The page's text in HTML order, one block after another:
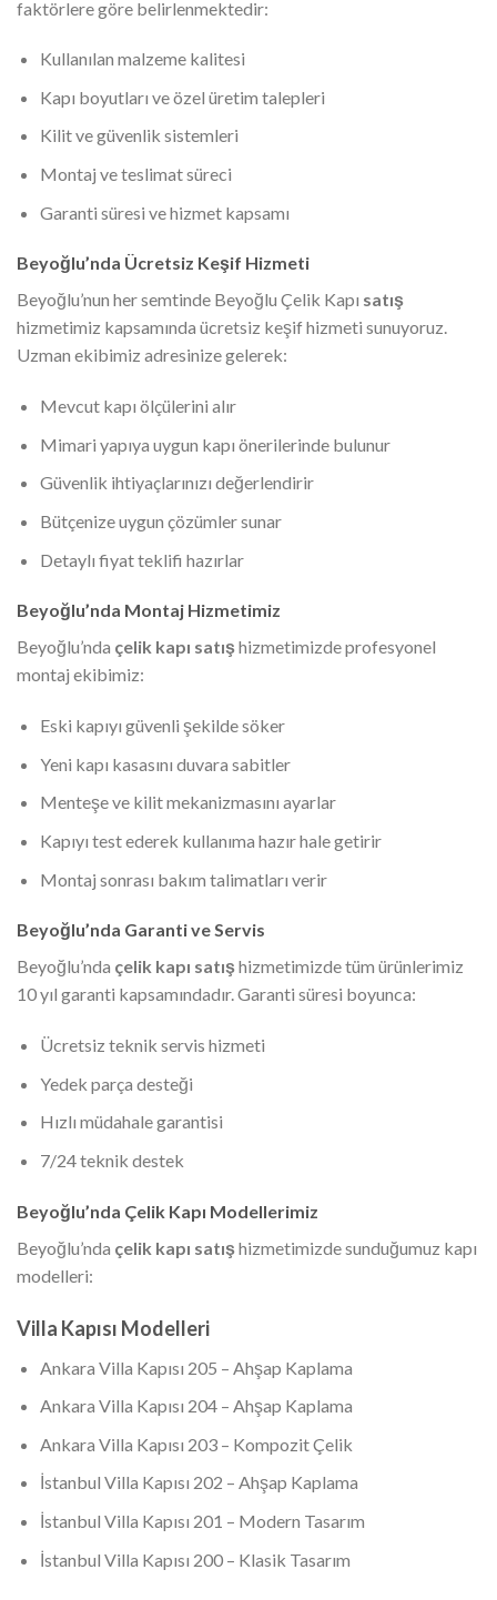
faktörlere göre belirlenmektedir:
Kullanılan malzeme kalitesi
Kapı boyutları ve özel üretim talepleri
Kilit ve güvenlik sistemleri
Montaj ve teslimat süreci
Garanti süresi ve hizmet kapsamı
Beyoğlu’nda Ücretsiz Keşif Hizmeti
Beyoğlu’nun her semtinde Beyoğlu Çelik Kapı satış
hizmetimiz kapsamında ücretsiz keşif hizmeti sunuyoruz.
Uzman ekibimiz adresinize gelerek:
Mevcut kapı ölçülerini alır
Mimari yapıya uygun kapı önerilerinde bulunur
Güvenlik ihtiyaçlarınızı değerlendirir
Bütçenize uygun çözümler sunar
Detaylı fiyat teklifi hazırlar
Beyoğlu’nda Montaj Hizmetimiz
Beyoğlu’nda çelik kapı satışhizmetimizde profesyonel
montaj ekibimiz:
Eski kapıyı güvenli şekilde söker
Yeni kapı kasasını duvara sabitler
Menteşe ve kilit mekanizmasını ayarlar
Kapıyı test ederek kullanıma hazır hale getirir
Montaj sonrası bakım talimatları verir
Beyoğlu’nda Garanti ve Servis
Beyoğlu’nda çelik kapı satışhizmetimizde tüm ürünlerimiz
10 yıl garanti kapsamındadır. Garanti süresi boyunca:
Ücretsiz teknik servis hizmeti
Yedek parça desteği
Hızlı müdahale garantisi
7/24 teknik destek
Beyoğlu’nda Çelik Kapı Modellerimiz
Beyoğlu’nda çelik kapı satışhizmetimizde sunduğumuz kapı
modelleri:
Villa Kapısı Modelleri
Ankara Villa Kapısı 205 – Ahşap Kaplama
Ankara Villa Kapısı 204 – Ahşap Kaplama
Ankara Villa Kapısı 203 – Kompozit Çelik
İstanbul Villa Kapısı 202 – Ahşap Kaplama
İstanbul Villa Kapısı 201 – Modern Tasarım
İstanbul Villa Kapısı 200 – Klasik Tasarım